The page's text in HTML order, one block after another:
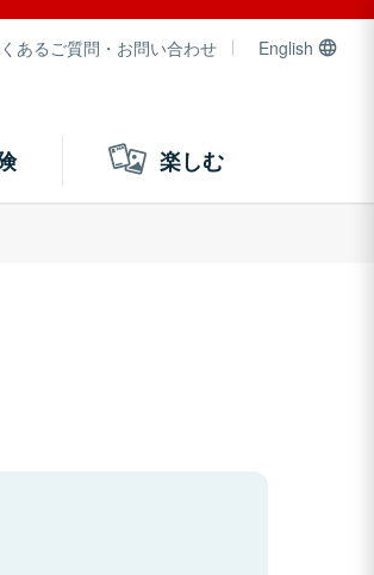
あるご質問・お問い合わせ English
楽しむ